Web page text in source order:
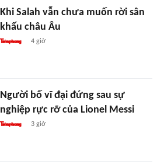
Khi Salah vẫn chưa muốn rời sân
khấu châu Âu
4 giờ
Người bố vĩ đại đứng sau sự
nghiệp rực rỡ của Lionel Messi
3 giờ